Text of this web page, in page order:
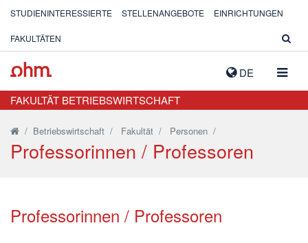
DE
STUDIENINTERESSIERTE STELLENANGEBOTE EINRICHTUNGEN
FAKULTÄTEN
FAKULTÄT BETRIEBSWIRTSCHAFT
/ Betriebswirtschaft / Fakultät / Personen /
Professorinnen / Professoren
Professorinnen / Professoren